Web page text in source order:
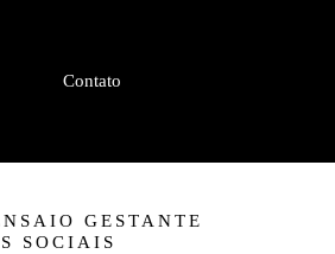
Contato
GESTANTE
SOCIAIS